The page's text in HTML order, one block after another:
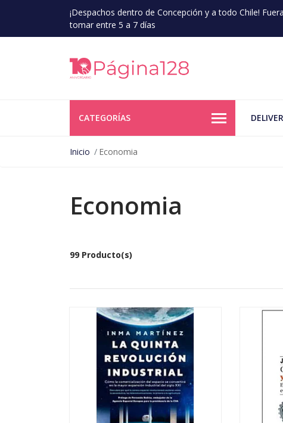
¡Despachos dentro de Concepción y a todo Chile!
tomar entre 5 a 7 días
CATEGORÍAS
Inicio Economia
Economia
99 Producto(s)